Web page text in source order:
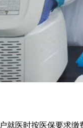
医时按医保要求